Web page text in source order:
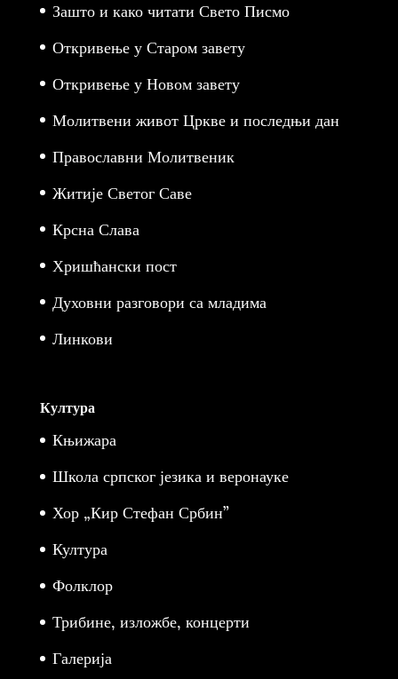
Зашто и како читати Свето Писмо
Откривење у Старом завету
Откривење у Новом завету
Молитвени живот Цркве и последњи дан
Православни Молитвеник
Житије Светог Саве
Крсна Слава
Хришћански пост
Духовни разговори са младима
Линкови
Култура
Књижара
Школа српског језика и веронауке
Хор „Кир Стефан Србин”
Култура
Фолклор
Трибине, изложбе, концерти
Галерија